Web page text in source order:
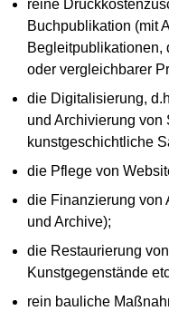
reine
Buchpublikation (mit
Begleitpublikationen,
oder vergleichbarer
die Digitalisierung,
und Archivierung von
kunstgeschichtliche
die Pflege von
die Finanzierung von
und Archive);
die Restaurierung
Kunstgegenstände
rein bauliche